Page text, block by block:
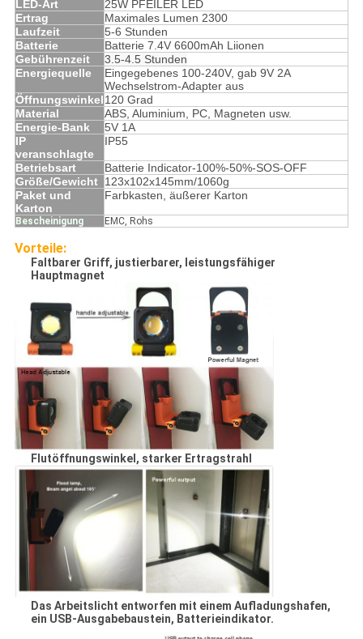
LED-Art
25W PFEILER LED
Ertrag
Maximales Lumen 2300
Laufzeit
5-6 Stunden
Batterie
Batterie 7.4V 6600mAh Liionen
Gebührenzeit
3.5-4.5 Stunden
Energiequelle
Eingegebenes 100-240V, gab 9V 2A
Wechselstrom-Adapter aus
Öffnungswinkel120 Grad
Material
ABS, Aluminium, PC, Magneten usw.
Energie-Bank
5V 1A
IP
veranschlagte
IP55
Betriebsart
Batterie Indicator-100%-50%-SOS-OFF
Größe/Gewicht 123x102x145mm/1060g
Paket und
Karton
Farbkasten, äußerer Karton
Bescheinigung EMC, Rohs
Vorteile:
Faltbarer Griff, justierbarer, leistungsfähiger
Hauptmagnet
Flutöffnungswinkel, starker Ertragstrahl
Das Arbeitslicht entworfen mit einem Aufladungshafen,
ein USB-Ausgabebaustein, Batterieindikator.